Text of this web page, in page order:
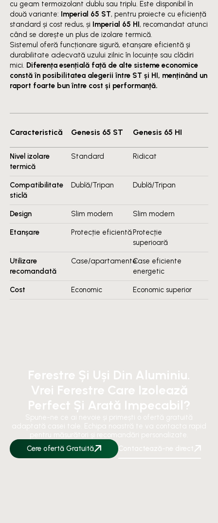
cu geam termoizolant dublu sau triplu. Este disponibil în
două variante: Imperial 65 ST, pentru proiecte cu eficiență
standard și cost redus, și Imperial 65 HI , recomandat atunci
când se dorește un plus de izolare termică.
Sistemul oferă funcționare sigură, etanșare eficientă și
durabilitate adecvată uzului zilnic în locuințe sau clădiri
mici. Diferența esențială față de alte sisteme economice
constă în posibilitatea alegerii între ST și HI, menținând un
raport foarte bun între cost și performanță.
Caracteristică Genesis 65 ST Genesis 65 HI
Nivel izolare
termică
Standard Ridicat
Compatibilitate
sticlă
Dublă/Tripan Dublă/Tripan
Design Slim modern Slim modern
Etanșare Protecție eficientăProtecție
superioară
Utilizare
recomandată
Case/apartamenteCase eficiente
energetic
Cost Economic Economic superior
Ferestre Și Uși Din Aluminiu.
Vrei Ferestre Care Izolează
Perfect Și Arată Impecabil?
Spune-ne ce ai nevoie și primești o ofertă gratuită
adaptată casei tale. Echipa noastră te va contacta rapid
pentru măsurători și recomandări personalizate.
Cere ofertă Gratuită
Contactează-ne direct